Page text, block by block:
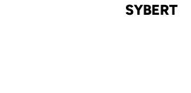
SYBERT